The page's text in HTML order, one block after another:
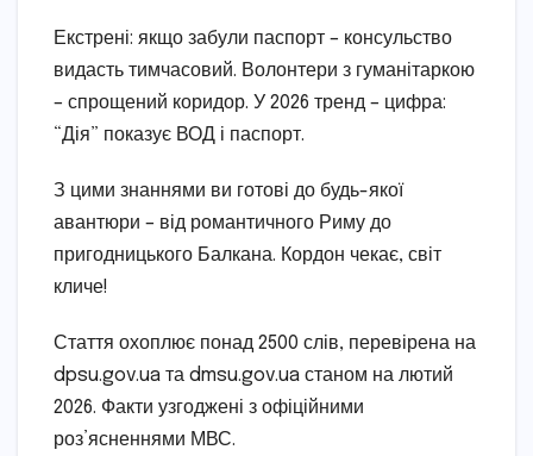
Екстрені: якщо забули паспорт – консульство
видасть тимчасовий. Волонтери з гуманітаркою
– спрощений коридор. У 2026 тренд – цифра:
“Дія” показує ВОД і паспорт.
З цими знаннями ви готові до будь-якої
авантюри – від романтичного Риму до
пригодницького Балкана. Кордон чекає, світ
кличе!
Стаття охоплює понад 2500 слів, перевірена на
dpsu.gov.ua та dmsu.gov.ua станом на лютий
2026. Факти узгоджені з офіційними
роз’ясненнями МВС.